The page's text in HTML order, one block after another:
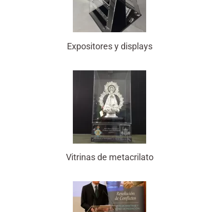
Expositores y displays
Vitrinas de metacrilato